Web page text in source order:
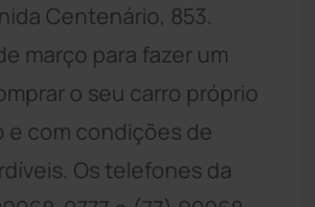
Centenário, 853.
março para fazer um
o seu carro próprio
e com condições de
Os telefones da